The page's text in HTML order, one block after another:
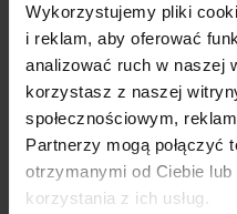
Wykorzystujemy pliki
i reklam, aby oferować
analizować ruch w naszej
korzystasz z naszej
społecznościowym,
Partnerzy mogą połączyć
otrzymanymi od Ciebie
korzystania z ich usług.
Czarna Wiskozowa
kopertowa na długi
Black